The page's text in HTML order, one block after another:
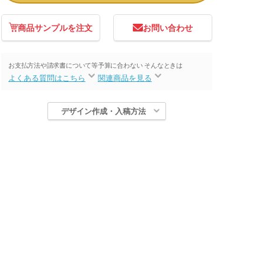
商品サンプルを注文 お問い合わせ
お支払方法や請求書について等
よくある質問はこちら
予算に合わない そんなときは
関連商品を見る
デザイン作成・入稿方法